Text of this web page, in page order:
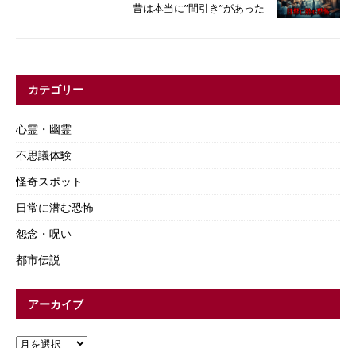
昔は本当に”間引き”があった
カテゴリー
心霊・幽霊
不思議体験
怪奇スポット
日常に潜む恐怖
怨念・呪い
都市伝説
アーカイブ